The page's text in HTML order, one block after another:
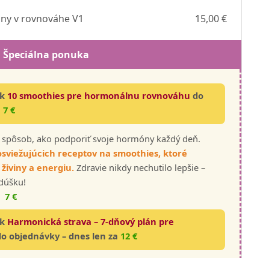
v rovnováhe V1 15,00 €
Špeciálna ponuka
10 smoothies pre hormonálnu rovnováhu do
7 €
ako podporiť svoje hormóny každý deň.
receptov na smoothies, ktoré
a energiu.Zdravie nikdy nechutilo lepšie –
7 €
Harmonická strava – 7-dňový plán pre
objednávky – dnes len za 12 €